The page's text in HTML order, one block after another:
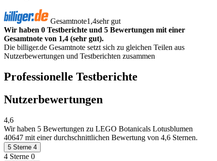
Gesamtnote1,4sehr gut
Wir haben 0 Testberichte und 5 Bewertungen mit einer
Gesamtnote von 1,4 (sehr gut).
Die billiger.de Gesamtnote setzt sich zu gleichen Teilen aus
Nutzerbewertungen und Testberichten zusammen
Professionelle Testberichte
Nutzerbewertungen
4,6
Wir haben 5 Bewertungen zu LEGO Botanicals Lotusblumen
40647 mit einer durchschnittlichen Bewertung von 4,6 Sternen.
5 Sterne 4
4 Sterne 0